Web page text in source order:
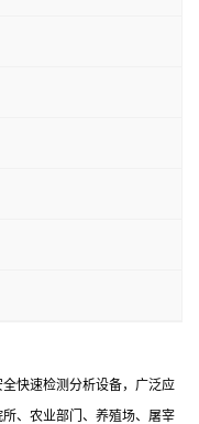
快速检测分析设备，广泛应
、农业部门、养殖场、屠宰